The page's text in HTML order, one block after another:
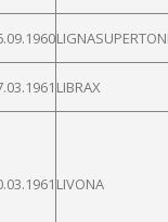
LIBRAX
LIVONA